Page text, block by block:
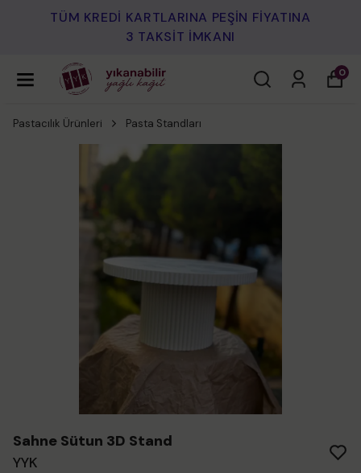
TÜM KREDİ KARTLARINA PEŞİN FİYATINA
3 TAKSİT İMKANI
0
Pastacılık Ürünleri Pasta Standları
Sahne Sütun 3D Stand
YYK